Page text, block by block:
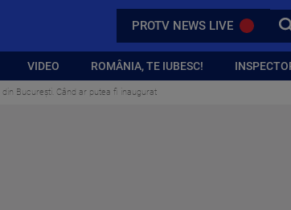
PROTV NEWS LIVE
VIDEO ROMÂNIA, TE IUBESC!
București. Când ar putea fi inaugurat